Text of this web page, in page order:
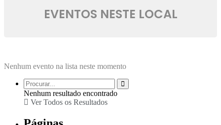
EVENTOS NESTE LOCAL
Nenhum evento na lista neste momento
Nenhum resultado encontrado
Ver Todos os Resultados